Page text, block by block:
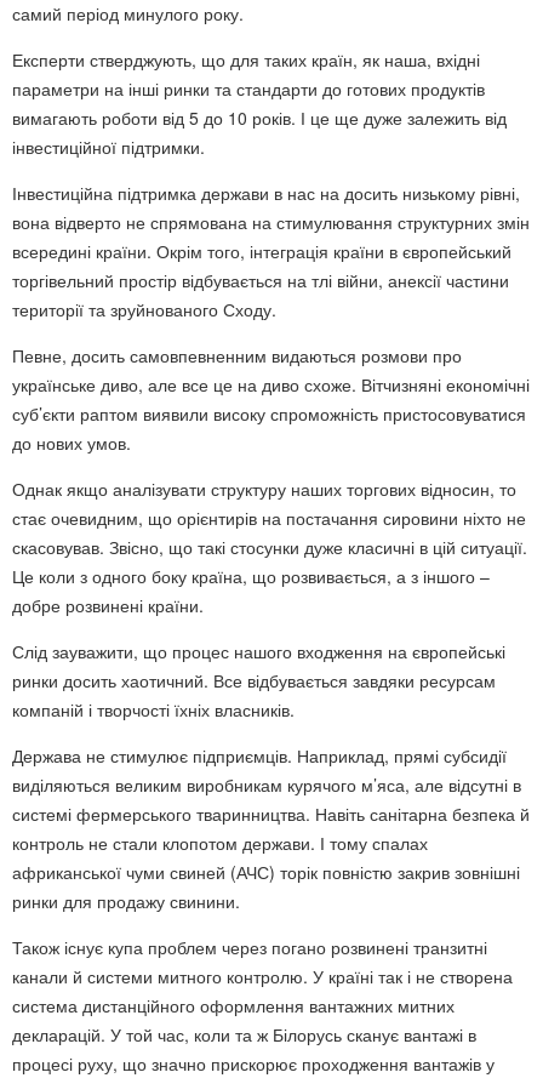
самий період минулого року.
Експерти стверджують, що для таких країн, як наша, вхідні
параметри на інші ринки та стандарти до готових продуктів
вимагають роботи від 5 до 10 років. І це ще дуже залежить від
інвестиційної підтримки.
Інвестиційна підтримка держави в нас на досить низькому рівні,
вона відверто не спрямована на стимулювання структурних змін
всередині країни. Окрім того, інтеграція країни в європейський
торгівельний простір відбувається на тлі війни, анексії частини
території та зруйнованого Сходу.
Певне, досить самовпевненним видаються розмови про
українське диво, але все це на диво схоже. Вітчизняні економічні
суб’єкти раптом виявили високу спроможність пристосовуватися
до нових умов.
Однак якщо аналізувати структуру наших торгових відносин, то
стає очевидним, що орієнтирів на постачання сировини ніхто не
скасовував. Звісно, що такі стосунки дуже класичні в цій ситуації.
Це коли з одного боку країна, що розвивається, а з іншого –
добре розвинені країни.
Слід зауважити, що процес нашого входження на європейські
ринки досить хаотичний. Все відбувається завдяки ресурсам
компаній і творчості їхніх власників.
Держава не стимулює підприємців. Наприклад, прямі субсидії
виділяються великим виробникам курячого м’яса, але відсутні в
системі фермерського тваринництва. Навіть санітарна безпека й
контроль не стали клопотом держави. І тому спалах
африканської чуми свиней (АЧС) торік повністю закрив зовнішні
ринки для продажу свинини.
Також існує купа проблем через погано розвинені транзитні
канали й системи митного контролю. У країні так і не створена
система дистанційного оформлення вантажних митних
декларацій. У той час, коли та ж Білорусь сканує вантажі в
процесі руху, що значно прискорює проходження вантажів у